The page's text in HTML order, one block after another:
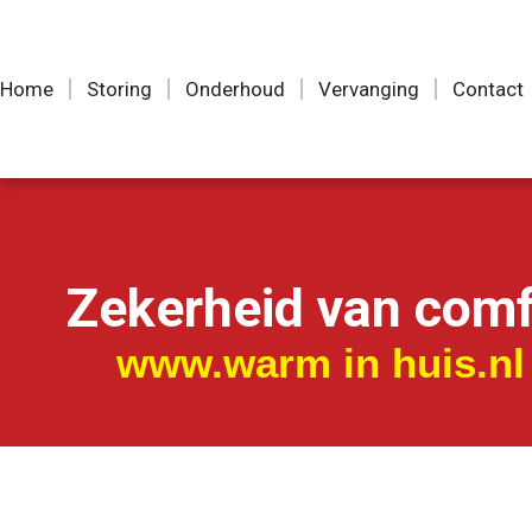
Home Storing Onderhoud Vervanging Contact
Zekerheid van
www.warm in huis.nl